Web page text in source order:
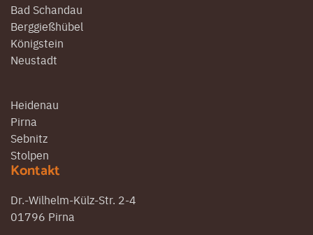
Bad Schandau
Berggießhübel
Königstein
Neustadt
Heidenau
Pirna
Sebnitz
Stolpen
Kontakt
Dr.-Wilhelm-Külz-Str. 2-4
01796 Pirna